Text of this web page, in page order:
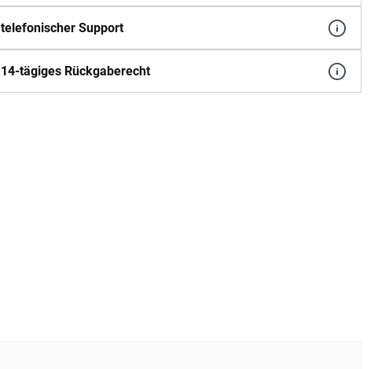
telefonischer Support
14-tägiges Rückgaberecht